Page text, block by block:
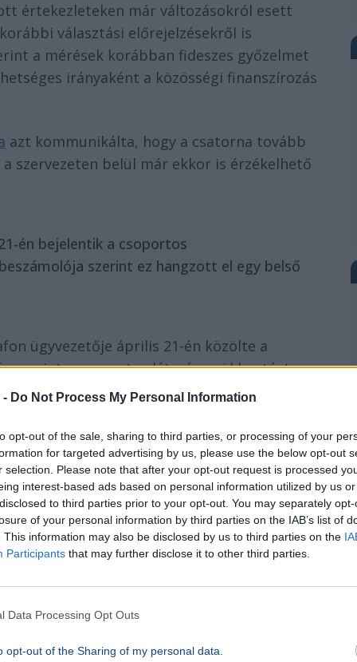
- Do Not Process My Personal Information
opt-out of the sale, sharing to third parties, or processing of your
for targeted advertising by us, please use the below opt-out
selection. Please note that after your opt-out request is processed
interest-based ads based on personal information utilized by us
to third parties prior to your opt-out. You may separately
of your personal information by third parties on the IAB’s list of
This information may also be disclosed by us to third parties on the
Participants that may further disclose it to other third parties.
Data Processing Opt Outs
opt-out of the Sharing of my personal data.
értekezleteken már változásokról esett
választási előrejelzésekről is
a mérések korábban fideszes győzelmet
irányaként a közösségi finanszírozás
azt kommunikálta, hogy a csatorna tovább
szervezeten belül már ekkor is érzékelhető
én bejelentik a csoportos
szerint ez hangzott el egy belső
ügyvezetője április 21-én közölte a
szerint a csoportos létszámcsökkentést
a leépítés
21-én és június 26-án. A Media1
érintett.
a bútorokat pedig értékesítették.
Központnál is, ahol állítólag
rendelkező Patrióta YouTube-csatorna
szintén távozik.